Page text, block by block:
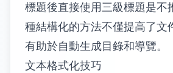
標題後直接使用三級標題是不
種結構化的方法不僅提高了文
有助於自動生成目錄和導覽。
文本格式化技巧